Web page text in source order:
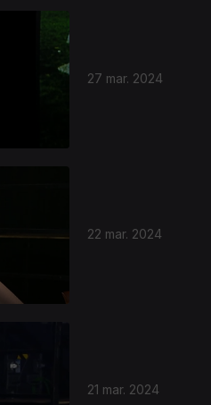
27 mar. 2024
22 mar. 2024
21 mar. 2024